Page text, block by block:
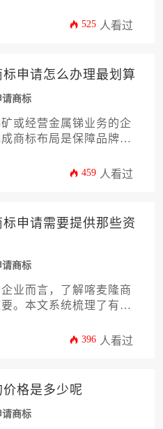
成喀麦隆商标申请，规
525 人看过
申请怎么办理最划算
请商标
或经营金属锑业务的企
商标布局是保障品牌资
别精准选择到官方费用
周边法语区国家的市场
。
459 人看过
申请需要提供那些资
请商标
业而言，了解喀麦隆商
。本文系统梳理了有机
标图样、商品分类表、
396 人看过
格是多少呢
请商标